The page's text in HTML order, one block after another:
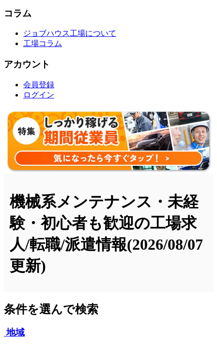
コラム
ジョブハウス工場について
工場コラム
アカウント
会員登録
ログイン
機械系メンテナンス・未経
験・初心者も歓迎の工場求
人/転職/派遣情報(2026/08/07
更新)
条件を選んで検索
地域